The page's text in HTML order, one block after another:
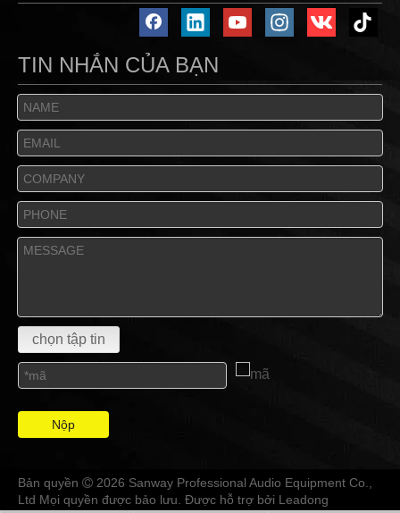
TIN NHẮN CỦA BẠN
chọn tập tin
Nộp
Bản quyền  2026 Sanway Professional Audio Equipment Co.,
Ltd Mọi quyền được bảo lưu. Được hỗ trợ bởi Leadong